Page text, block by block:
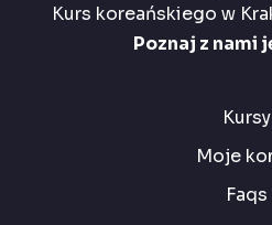
Kurs koreańskiego w
Poznaj z nami
Kursy
Moje
Faqs